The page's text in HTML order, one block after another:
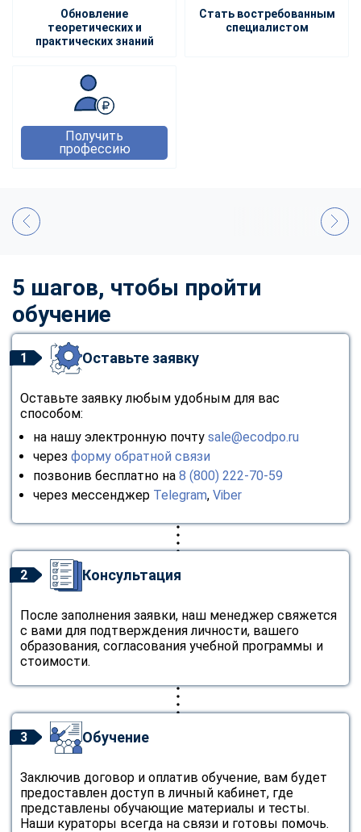
Обновление
теоретических и
практических знаний
Стать востребованным
специалистом
Получить
профессию
5 шагов, чтобы пройти
обучение
1 Оставьте заявку
Оставьте заявку любым удобным для вас
способом:
на нашу электронную почту sale@ecodpo.ru
через форму обратной связи
позвонив бесплатно на 8 (800) 222-70-59
через мессенджер Telegram, Viber
2 Консультация
После заполнения заявки, наш менеджер свяжется
с вами для подтверждения личности, вашего
образования, согласования учебной программы и
стоимости.
3 Обучение
Заключив договор и оплатив обучение, вам будет
предоставлен доступ в личный кабинет, где
представлены обучающие материалы и тесты.
Наши кураторы всегда на связи и готовы помочь.